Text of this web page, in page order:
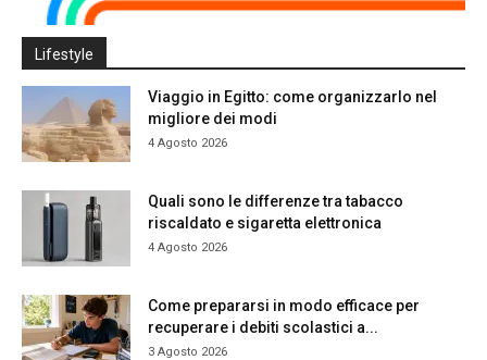
Lifestyle
Viaggio in Egitto: come organizzarlo nel
migliore dei modi
4 Agosto 2026
Quali sono le differenze tra tabacco
riscaldato e sigaretta elettronica
4 Agosto 2026
Come prepararsi in modo efficace per
recuperare i debiti scolastici a...
3 Agosto 2026